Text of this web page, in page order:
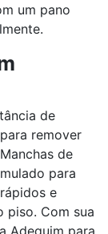
um pano
de
remover
de
para
e
piso. Com sua